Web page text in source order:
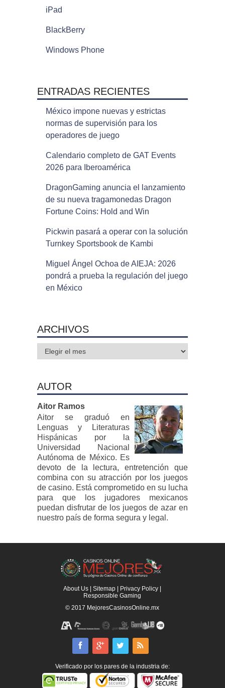
iPad
BlackBerry
Windows Phone
ENTRADAS RECIENTES
México impone nuevas y estrictas
normas de supervisión para los
operadores de juego
Calendario completo de GAT Events
2026 para Iberoamérica
DragonGaming anuncia el lanzamiento
de su nueva tragamonedas Dragon
Fortune Coins: Hold and Win
Pickwin pasará a operar con la solución
Turnkey Sportsbook de Kambi
Miguel Ángel Ochoa de AIEJA: 2026
pondrá a prueba la regulación del juego
en México
ARCHIVOS
Archivos
AUTOR
Aitor Ramos
Aitor se graduó en
Lenguas y Literaturas
Hispánicas por la
Universidad Nacional
Autónoma de México. Es
devoto de la lectura, entretención que
combina con su atracción por los juegos
de casino. Está comprometido en su lucha
para que los jugadores mexicanos
puedan disfrutar de los juegos de azar en
nuestro país de forma segura y legal.
About Us |Sitemap Privacy Policy
Responsible Gaming
© 2017 MejoresCasinosOnline.mx
Verificado por los pares de la industria de: